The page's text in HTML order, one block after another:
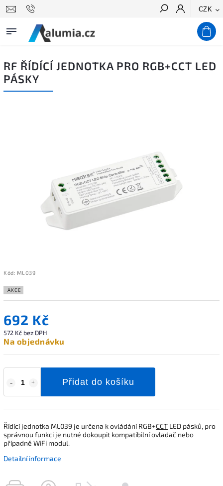
CZK
Hledat
RF ŘÍDÍCÍ JEDNOTKA PRO RGB+CCT LED
PÁSKY
Kód: ML039
AKCE
692 Kč
572 Kč bez DPH
Na objednávku
Přidat do košíku
Řídící jednotka ML039 je určena k ovládání RGB+CCT LED pásků, pro
správnou funkci je nutné dokoupit kompatibilní ovladač nebo
případně WiFi modul.
Detailní informace